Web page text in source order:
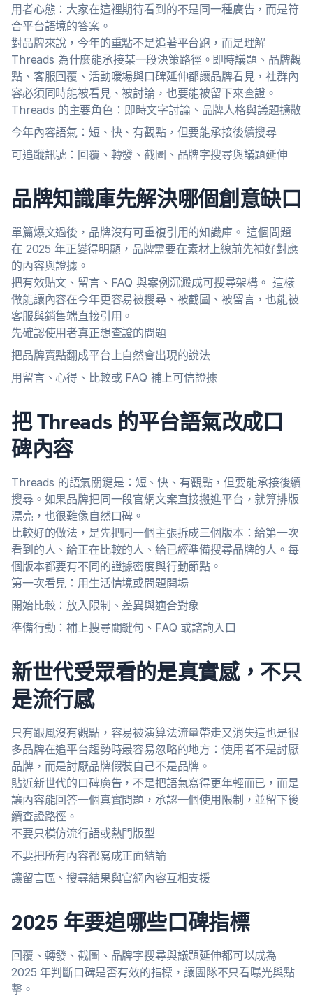
用者心態：大家在這裡期待看到的不是同一種廣告，而是符
合平台語境的答案。
對品牌來說，今年的重點不是追著平台跑，而是理解
Threads 為什麼能承接某一段決策路徑。即時議題、品牌觀
點、客服回覆、活動暖場與口碑延伸都讓品牌看見，社群內
容必須同時能被看見、被討論，也要能被留下來查證。
Threads 的主要角色：即時文字討論、品牌人格與議題擴散
今年內容語氣：短、快、有觀點，但要能承接後續搜尋
可追蹤訊號：回覆、轉發、截圖、品牌字搜尋與議題延伸
品牌知識庫先解決哪個創意缺口
單篇爆文過後，品牌沒有可重複引用的知識庫。 這個問題
在 2025 年正變得明顯，品牌需要在素材上線前先補好對應
的內容與證據。
把有效貼文、留言、FAQ 與案例沉澱成可搜尋架構。 這樣
做能讓內容在今年更容易被搜尋、被截圖、被留言，也能被
客服與銷售端直接引用。
先確認使用者真正想查證的問題
把品牌賣點翻成平台上自然會出現的說法
用留言、心得、比較或 FAQ 補上可信證據
把 Threads 的平台語氣改成口
碑內容
Threads 的語氣關鍵是：短、快、有觀點，但要能承接後續
搜尋。如果品牌把同一段官網文案直接搬進平台，就算排版
漂亮，也很難像自然口碑。
比較好的做法，是先把同一個主張拆成三個版本：給第一次
看到的人、給正在比較的人、給已經準備搜尋品牌的人。每
個版本都要有不同的證據密度與行動節點。
第一次看見：用生活情境或問題開場
開始比較：放入限制、差異與適合對象
準備行動：補上搜尋關鍵句、FAQ 或諮詢入口
新世代受眾看的是真實感，不只
是流行感
只有跟風沒有觀點，容易被演算法流量帶走又消失這也是很
多品牌在追平台趨勢時最容易忽略的地方：使用者不是討厭
品牌，而是討厭品牌假裝自己不是品牌。
貼近新世代的口碑廣告，不是把語氣寫得更年輕而已，而是
讓內容能回答一個真實問題，承認一個使用限制，並留下後
續查證路徑。
不要只模仿流行語或熱門版型
不要把所有內容都寫成正面結論
讓留言區、搜尋結果與官網內容互相支援
2025 年要追哪些口碑指標
回覆、轉發、截圖、品牌字搜尋與議題延伸都可以成為
2025 年判斷口碑是否有效的指標，讓團隊不只看曝光與點
擊。